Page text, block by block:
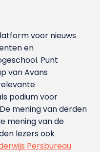
voor nieuws
en
Punt
van Avans
podium voor
mening van derden
mening van de
lezers ook
Persbureau